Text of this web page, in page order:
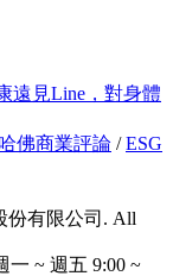
遠見Line，對身體
哈佛商業評論 /ESG
份有限公司. All
~ 週五 9:00 ~